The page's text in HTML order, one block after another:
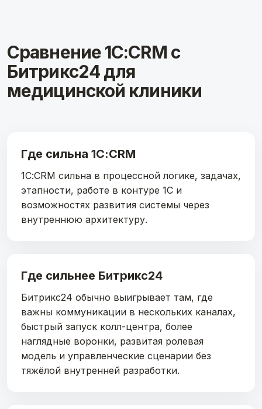
Сравнение 1С:CRM с
Битрикс24 для
медицинской клиники
Где сильна 1С:CRM
1С:CRM сильна в процессной логике, задачах,
этапности, работе в контуре 1С и
возможностях развития системы через
внутреннюю архитектуру.
Где сильнее Битрикс24
Битрикс24 обычно выигрывает там, где
важны коммуникации в нескольких каналах,
быстрый запуск колл-центра, более
наглядные воронки, развитая ролевая
модель и управленческие сценарии без
тяжёлой внутренней разработки.